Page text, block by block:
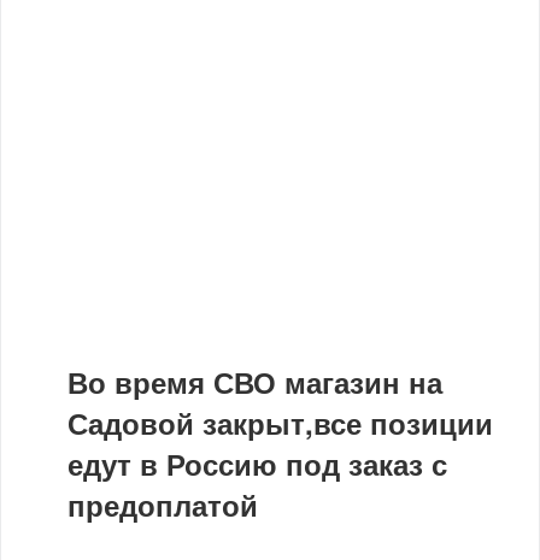
Во время СВО магазин на
Садовой закрыт,все позиции
едут в Россию под заказ с
предоплатой